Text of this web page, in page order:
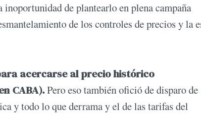
de plantearlo en plena campaña
de los controles de precios y la
acercarse al precio histórico
CABA).Pero eso también ofició de disparo de
y todo lo que derrama y el de las tarifas del